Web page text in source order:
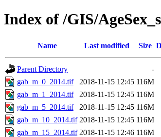
Index of /GIS/
Name Last modified Size
Parent Directory
-
gab_m_0_2014.tif
2018-11-15 12:45 116M
gab_m_1_2014.tif
2018-11-15 12:45 116M
gab_m_5_2014.tif
2018-11-15 12:45 116M
gab_m_10_2014.tif 2018-11-15 12:45 116M
gab_m_15_2014.tif 2018-11-15 12:46 116M